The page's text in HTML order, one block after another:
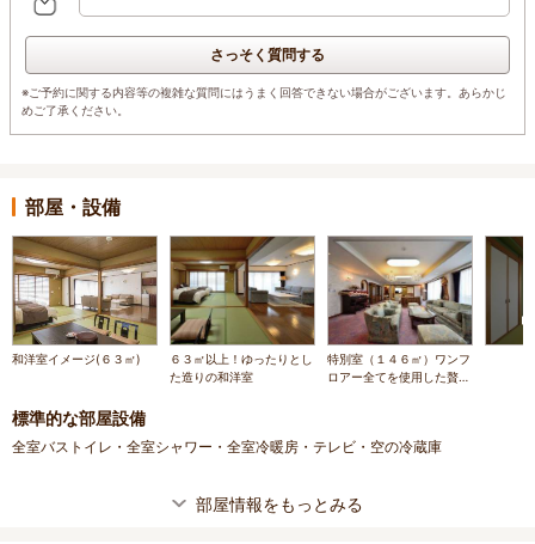
さっそく質問する
※ご予約に関する内容等の複雑な質問にはうまく回答できない場合がございます。あらかじ
めご了承ください。
部屋・設備
和洋室イメージ(６３㎡)
６３㎡以上！ゆったりとし
た造りの和洋室
特別室（１４６㎡）ワンフ
ロアー全てを使用した贅沢
標準的な部屋設備
全室バストイレ・全室シャワー・全室冷暖房・テレビ・空の冷蔵庫
部屋情報をもっとみる